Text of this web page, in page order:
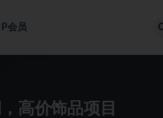
会员
高价饰品项目